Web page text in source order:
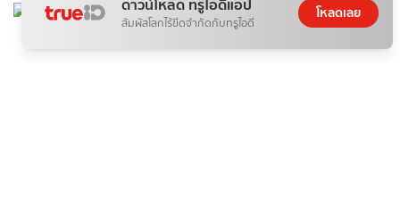
สัมผัสโลกไร้ขีดจำกัดกับทรูไอดี
โหลดเลย